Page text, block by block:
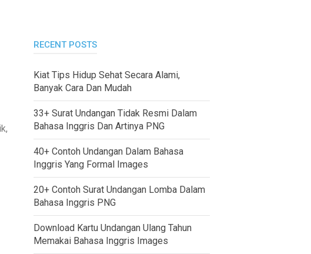
RECENT POSTS
Kiat Tips Hidup Sehat Secara Alami,
Banyak Cara Dan Mudah
33+ Surat Undangan Tidak Resmi Dalam
Bahasa Inggris Dan Artinya PNG
40+ Contoh Undangan Dalam Bahasa
Inggris Yang Formal Images
20+ Contoh Surat Undangan Lomba Dalam
Bahasa Inggris PNG
Download Kartu Undangan Ulang Tahun
Memakai Bahasa Inggris Images